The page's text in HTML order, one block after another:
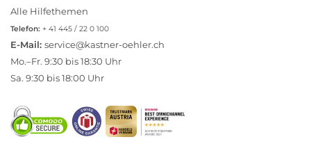
Alle Hilfethemen
Telefon: + 41 445 / 22 0 100
E-Mail: service@kastner-oehler.ch
Mo.–Fr. 9:30 bis 18:30 Uhr
Sa. 9:30 bis 18:00 Uhr